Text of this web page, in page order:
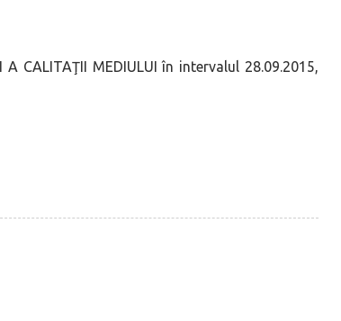
A CALITAŢII MEDIULUI în intervalul 28.09.2015,